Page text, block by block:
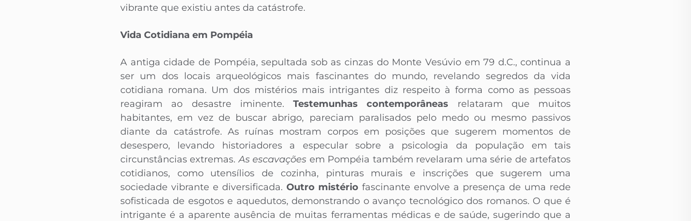
vibrante que existiu antes da catástrofe.
Vida Cotidiana em Pompéia
A antiga cidade de Pompéia, sepultada sob as cinzas do Monte Vesúvio em 79 d.C., continua a
ser um dos locais arqueológicos mais fascinantes do mundo, revelando segredos da vida
cotidiana romana. Um dos mistérios mais intrigantes diz respeito à forma como as pessoas
reagiram ao desastre iminente. Testemunhas contemporâneas relataram que muitos
habitantes, em vez de buscar abrigo, pareciam paralisados pelo medo ou mesmo passivos
diante da catástrofe. As ruínas mostram corpos em posições que sugerem momentos de
desespero, levando historiadores a especular sobre a psicologia da população em tais
circunstâncias extremas.As escavações em Pompéia também revelaram uma série de artefatos
cotidianos, como utensílios de cozinha, pinturas murais e inscrições que sugerem uma
sociedade vibrante e diversificada. Outro mistério fascinante envolve a presença de uma rede
sofisticada de esgotos e aquedutos, demonstrando o avanço tecnológico dos romanos. O que é
intrigante é a aparente ausência de muitas ferramentas médicas e de saúde, sugerindo que a